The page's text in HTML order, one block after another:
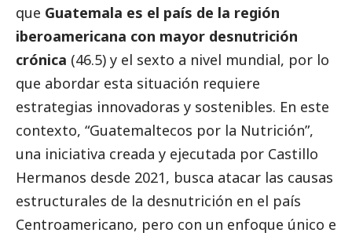
que Guatemala es el país de la región
iberoamericana con mayor desnutrición
crónica (46.5) y el sexto a nivel mundial, por lo
que abordar esta situación requiere
estrategias innovadoras y sostenibles. En este
contexto, “Guatemaltecos por la Nutrición”,
una iniciativa creada y ejecutada por Castillo
Hermanos desde 2021, busca atacar las causas
estructurales de la desnutrición en el país
Centroamericano, pero con un enfoque único e